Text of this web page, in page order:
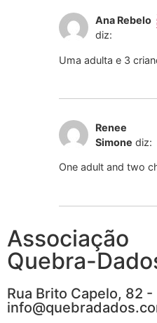
Ana Rebelo
diz:
Uma adulta e 3
Renee
Simone diz:
One adult and two
Associação
Quebra-
Rua Brito Capelo, 82